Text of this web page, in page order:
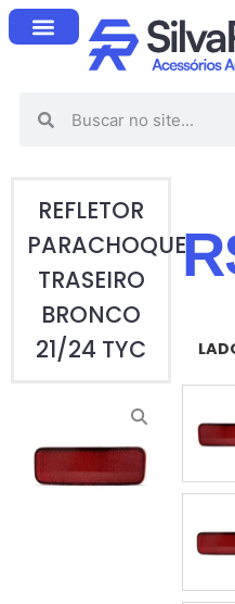
REFLETOR
PARACHOQUE
TRASEIRO
BRONCO
21/24 TYC